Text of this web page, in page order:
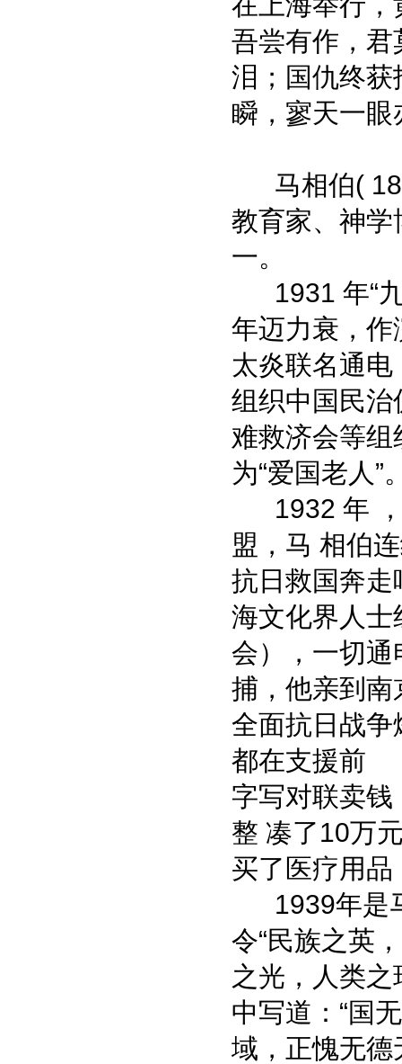
吾尝有作，
泪；国仇终
瞬，寥天一眼
马相伯(
教育家、神
一。
1931 年“九
年迈力衰，
太炎联名通电
组织中国民
难救济会等
为“爱国老人”
1932 年 ，
盟，马 相伯
抗日救国奔
海文化界人
会），一切通
捕，他亲到南
全面抗日战
都在支援前
字写对联卖
整 凑了10万
买了医疗用
1939年是
令“民族之英
之光，人类
中写道：“国
域，正愧无德